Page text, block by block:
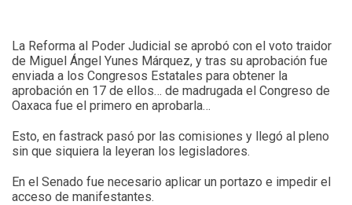
La Reforma al Poder Judicial se aprobó con el voto traidor
de Miguel Ángel Yunes Márquez, y tras su aprobación fue
enviada a los Congresos Estatales para obtener la
aprobación en 17 de ellos… de madrugada el Congreso de
Oaxaca fue el primero en aprobarla…
Esto, en fastrack pasó por las comisiones y llegó al pleno
sin que siquiera la leyeran los legisladores.
En el Senado fue necesario aplicar un portazo e impedir el
acceso de manifestantes.